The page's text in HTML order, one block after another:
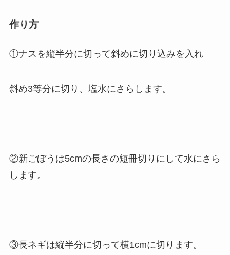
作り方
①ナスを縦半分に切って斜めに切り込みを入れ
斜め3等分に切り、塩水にさらします。
②新ごぼうは5cmの長さの短冊切りにして水にさら
します。
③長ネギは縦半分に切って横1cmに切ります。